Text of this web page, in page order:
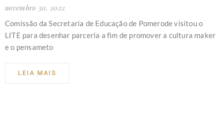
novembro 30, 2022
Comissão da Secretaria de Educação de Pomerode visitou o
LITE para desenhar parceria a fim de promover a cultura maker
e o pensameto
LEIA MAIS